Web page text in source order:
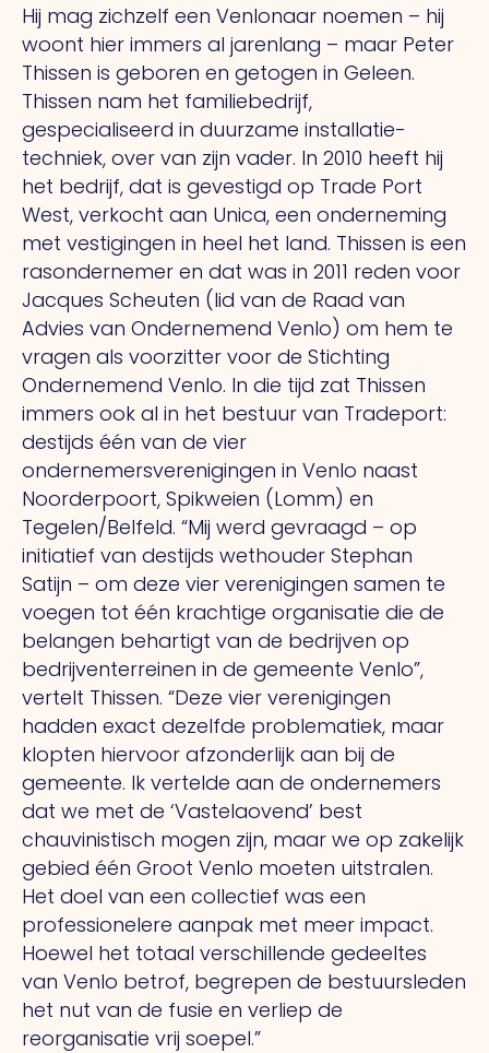
Hij mag zichzelf een Venlonaar noemen – hij
woont hier immers al jarenlang – maar Peter
Thissen is geboren en getogen in Geleen.
Thissen nam het familie­bedrijf,
gespecialiseerd in duurzame installatie­
techniek, over van zijn vader. In 2010 heeft hij
het bedrijf, dat is gevestigd op Trade Port
West, verkocht aan Unica, een onder­neming
met vestigingen in heel het land. Thissen is een
rasondernemer en dat was in 2011 reden voor
Jacques Scheuten (lid van de Raad van
Advies van Ondernemend Venlo) om hem te
vragen als voorzitter voor de Stichting
Ondernemend Venlo. In die tijd zat Thissen
immers ook al in het bestuur van Tradeport:
destijds één van de vier
ondernemersverenigingen in Venlo naast
Noorderpoort, Spikweien (Lomm) en
Tegelen/Belfeld. “Mij werd gevraagd – op
initiatief van destijds wethouder Stephan
Satijn – om deze vier verenigingen samen te
voegen tot één krachtige organisatie die de
belangen behartigt van de bedrijven op
bedrijventerreinen in de gemeente Venlo”,
vertelt Thissen. “Deze vier verenigingen
hadden exact dezelfde problematiek, maar
klopten hiervoor afzonderlijk aan bij de
gemeente. Ik vertelde aan de ondernemers
dat we met de ‘Vastelaovend’ best
chauvinistisch mogen zijn, maar we op zakelijk
gebied één Groot Venlo moeten uitstralen.
Het doel van een collectief was een
professionelere aanpak met meer impact.
Hoewel het totaal verschillende gedeeltes
van Venlo betrof, begrepen de bestuursleden
het nut van de fusie en verliep de
reorganisatie vrij soepel.”